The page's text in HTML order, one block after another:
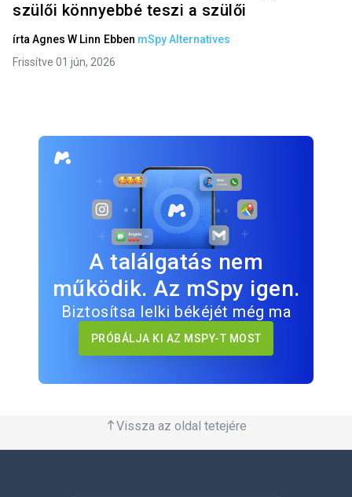
szülői könnyebbé teszi a szülői
írtaAgnes W Linn Ebben mSpy Alternatives
Frissítve 01 jún, 2026
A találgatás nem
működik. Az mSpy igen.
Biztosítsa lelki békéjét még ma
PRÓBÁLJA KI AZ MSPY-T MOST
Vissza az oldal tetejére